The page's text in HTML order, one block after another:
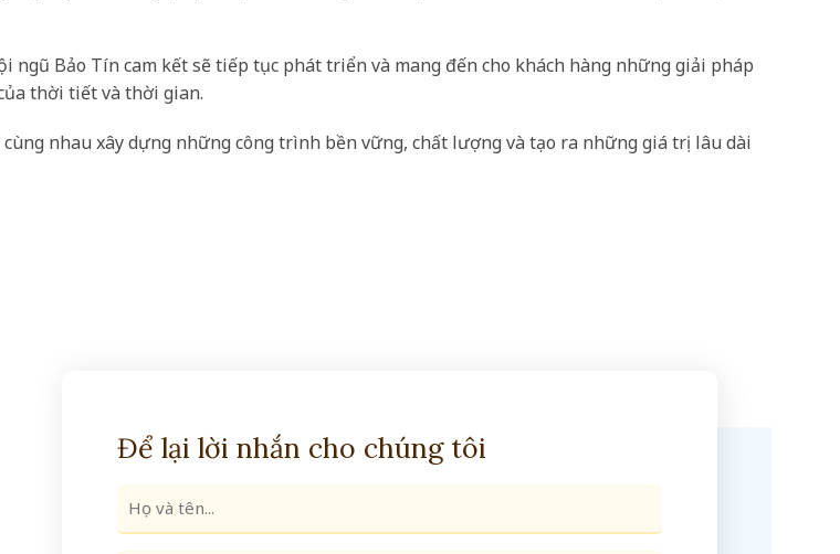
ngũ Bảo Tín cam kết sẽ tiếp tục phát triển và mang đến cho khách hàng những giải pháp
thời tiết và thời gian.
nhau xây dựng những công trình bền vững, chất lượng và tạo ra những giá trị lâu dài
Để lại lời nhắn cho chúng tôi